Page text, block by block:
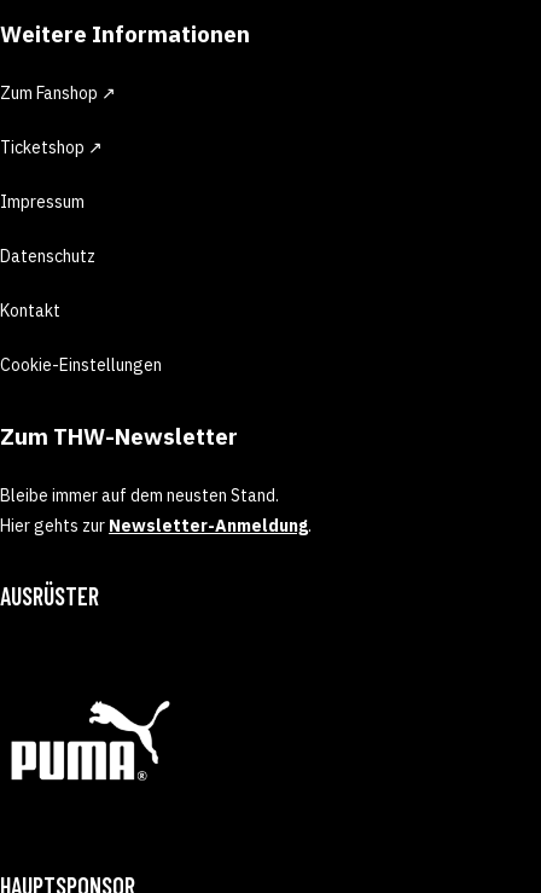
Weitere Informationen
Zum Fanshop ↗
Ticketshop ↗
Impressum
Datenschutz
Kontakt
Cookie-Einstellungen
Zum THW-Newsletter
Bleibe immer auf dem neusten Stand.
Hier gehts zur Newsletter-Anmeldung.
AUSRÜSTER
HAUPTSPONSOR